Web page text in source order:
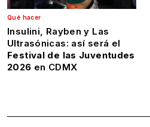
Qué hacer
Insulini, Rayben y Las
Ultrasónicas: así será el
Festival de las Juventudes
2026 en CDMX